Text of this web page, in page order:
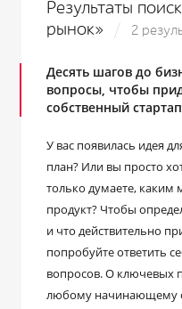
Результаты
рынок»
2
Десять шагов до
вопросы, чтобы
собственный стартап
У вас появилась идея
план? Или вы просто
только думаете,
продукт? Чтобы
и что действительно
попробуйте ответить
вопросов. О ключевых
любому начинающему